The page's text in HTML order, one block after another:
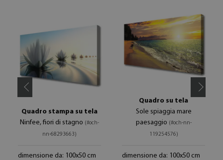
Quadro stampa su tela
Ninfee, fiori di stagno (#och-
nn-68293663)
dimensione da: 100x50 cm
Quadro su tela
Sole spiaggia mare
paesaggio (#och-nn-
119254576)
dimensione da: 100x50 cm